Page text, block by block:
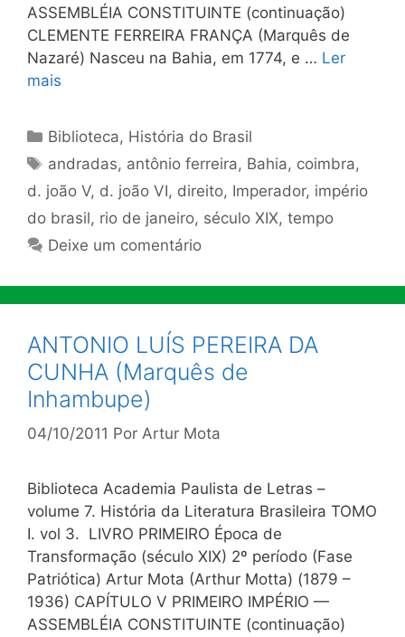
ASSEMBLÉIA CONSTITUINTE (continuação)
CLEMENTE FERREIRA FRANÇA (Marquês de
Nazaré) Nasceu na Bahia, em 1774, e … Ler
mais
Categorias
Biblioteca, História do Brasil
Tags
andradas, antônio ferreira, Bahia, coimbra,
d. joão V, d. joão VI, direito, Imperador, império
do brasil, rio de janeiro, século XIX, tempo
Deixe um comentário
ANTONIO LUÍS PEREIRA DA
CUNHA (Marquês de
Inhambupe)
04/10/2011 Por Artur Mota
Biblioteca Academia Paulista de Letras –
volume 7. História da Literatura Brasileira TOMO
I. vol 3. LIVRO PRIMEIRO Época de
Transformação (século XIX) 2º período (Fase
Patriótica) Artur Mota (Arthur Motta) (1879 –
1936) CAPÍTULO V PRIMEIRO IMPÉRIO —
ASSEMBLÉIA CONSTITUINTE (continuação)